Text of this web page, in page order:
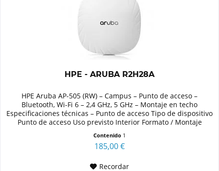
HPE - ARUBA R2H28A
HPE Aruba AP-505 (RW) – Campus – Punto de acceso –
Bluetooth, Wi-Fi 6 – 2,4 GHz, 5 GHz – Montaje en techo
Especificaciones técnicas – Punto de acceso Tipo de dispositivo
Punto de acceso Uso previsto Interior Formato / Montaje
Contenido 1
185,00 €
Recordar